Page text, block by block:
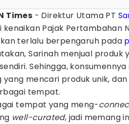
Times - Direktur Utama PT
Pajak Pertambahan
terlalu berpengaruh pada
Sarinah menjual produk
Sehingga,
mencari produk unik,
tempat.
tempat yang meng-
well-curated, jadi memang